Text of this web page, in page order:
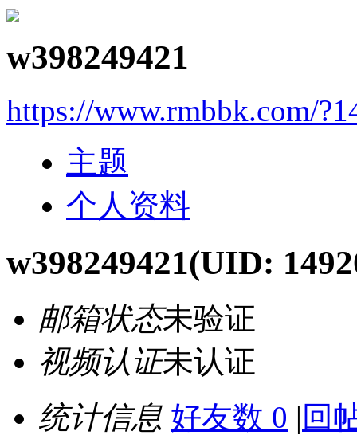
w398249421
https://www.rmbbk.com/
主题
个人资料
w398249421(UID:
邮箱状态未验证
视频认证未认证
统计信息 好友数 0 | 回